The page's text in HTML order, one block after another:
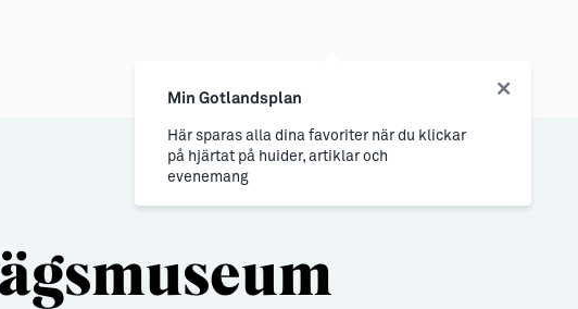
Min Gotlandsplan
Här sparas alla dina favoriter när du klickar
på hjärtat på huider, artiklar och
evenemang